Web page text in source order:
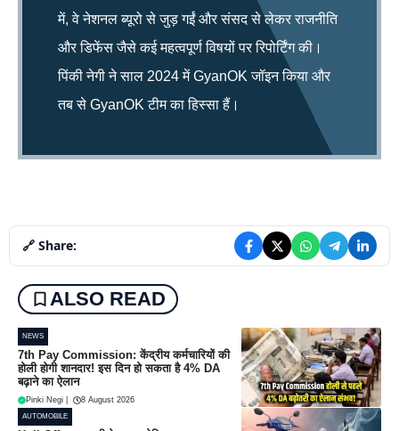
में, वे नेशनल ब्यूरो से जुड़ गईं और संसद से लेकर राजनीति
और डिफेंस जैसे कई महत्वपूर्ण विषयों पर रिपोर्टिंग की।
पिंकी नेगी ने साल 2024 में GyanOK जॉइन किया और
तब से GyanOK टीम का हिस्सा हैं।
🔗 Share:
ALSO READ
NEWS
7th Pay Commission: केंद्रीय कर्मचारियों की
होली होगी शानदार! इस दिन हो सकता है 4% DA
बढ़ाने का ऐलान
Pinki Negi 8 August 2026
AUTOMOBILE